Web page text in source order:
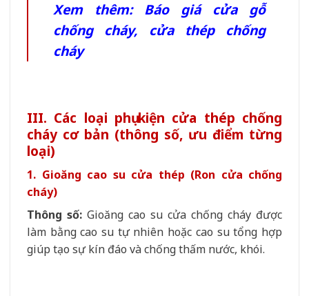
Xem thêm: Báo giá cửa gỗ
chống cháy, cửa thép chống
cháy
III. Các loại phụ kiện cửa thép chống
cháy cơ bản (thông số, ưu điểm từng
loại)
1. Gioăng cao su cửa thép (Ron cửa chống
cháy)
Thông số: Gioăng cao su cửa chống cháy được
làm bằng cao su tự nhiên hoặc cao su tổng hợp
giúp tạo sự kín đáo và chống thấm nước, khói.